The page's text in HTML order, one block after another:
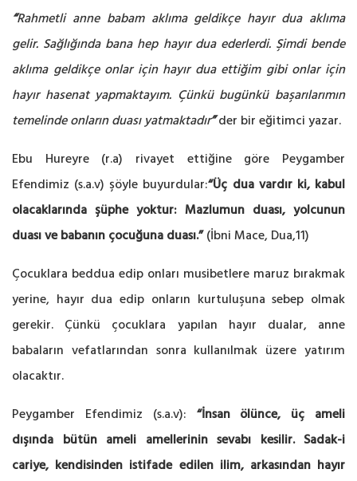
“Rahmetli anne babam aklıma geldikçe hayır dua aklıma
gelir. Sağlığında bana hep hayır dua ederlerdi. Şimdi bende
aklıma geldikçe onlar için hayır dua ettiğim gibi onlar için
hayır hasenat yapmaktayım. Çünkü bugünkü başarılarımın
temelinde onların duası yatmaktadır”der bir eğitimci yazar.
Ebu Hureyre (r.a) rivayet ettiğine göre Peygamber
Efendimiz (s.a.v) şöyle buyurdular:“Üç dua vardır ki, kabul
olacaklarında şüphe yoktur: Mazlumun duası, yolcunun
duası ve babanın çocuğuna duası.”(İbni Mace, Dua,11)
Çocuklara beddua edip onları musibetlere maruz bırakmak
yerine, hayır dua edip onların kurtuluşuna sebep olmak
gerekir. Çünkü çocuklara yapılan hayır dualar, anne
babaların vefatlarından sonra kullanılmak üzere yatırım
olacaktır.
Peygamber Efendimiz (s.a.v): “İnsan ölünce, üç ameli
dışında bütün ameli amellerinin sevabı kesilir. Sadak-i
cariye, kendisinden istifade edilen ilim, arkasından hayır